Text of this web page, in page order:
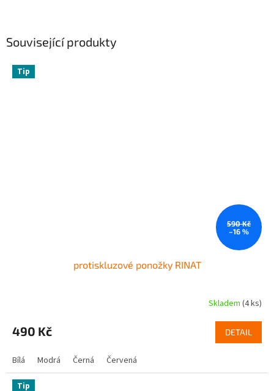
Související produkty
Tip
590 Kč
–16 %
protiskluzové ponožky RINAT
produktu
je
z
5
hvězdiček.
Skladem(4 ks)
490 Kč DETAIL
Bílá Modrá Černá Červená
Tip